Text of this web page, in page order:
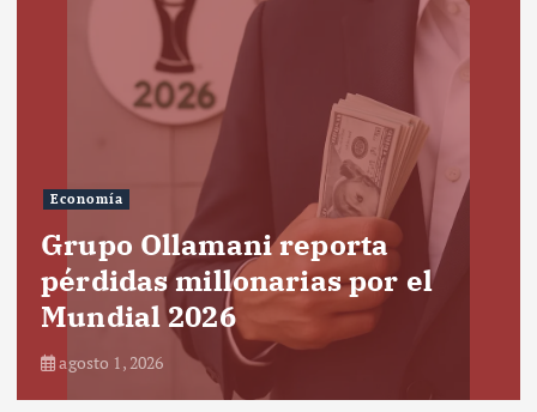
Economía
Grupo Ollamani reporta
pérdidas millonarias por el
Mundial 2026
agosto 1, 2026